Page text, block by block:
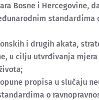
Bosne i Hercegovine,
standardima
i drugih akata,
u cilju utvrđivanja
propisa u slučaju
o